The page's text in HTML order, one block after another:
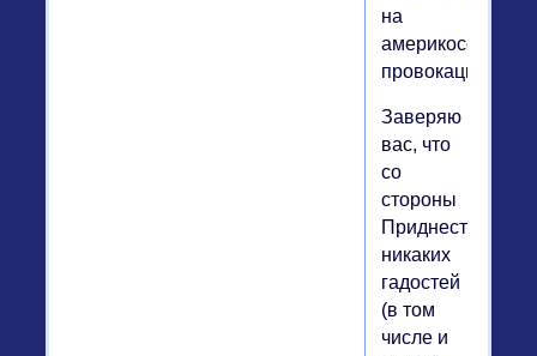
на
америкосские
провокации.
Заверяю
вас, что
со
стороны
Приднестровья
никаких
гадостей
(в том
числе и